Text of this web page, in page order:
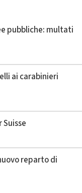
pubbliche: multati
ai carabinieri
reparto di